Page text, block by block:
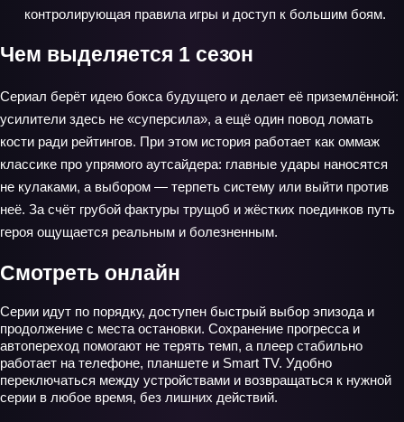
контролирующая правила игры и доступ к большим боям.
Чем выделяется 1 сезон
Сериал берёт идею бокса будущего и делает её приземлённой:
усилители здесь не «суперсила», а ещё один повод ломать
кости ради рейтингов. При этом история работает как оммаж
классике про упрямого аутсайдера: главные удары наносятся
не кулаками, а выбором — терпеть систему или выйти против
неё. За счёт грубой фактуры трущоб и жёстких поединков путь
героя ощущается реальным и болезненным.
Смотреть онлайн
Серии идут по порядку, доступен быстрый выбор эпизода и
продолжение с места остановки. Сохранение прогресса и
автопереход помогают не терять темп, а плеер стабильно
работает на телефоне, планшете и Smart TV. Удобно
переключаться между устройствами и возвращаться к нужной
серии в любое время, без лишних действий.